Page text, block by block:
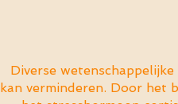
Diverse
kan verminderen. Door het